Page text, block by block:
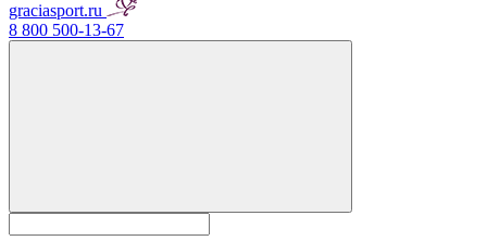
graciasport.ru
8 800 500-13-67